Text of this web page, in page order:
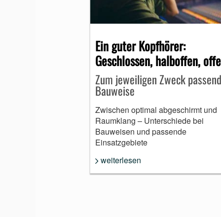
MUNDHARMONIKA
Ein guter Kopfhörer:
Geschlossen, halboffen,
Zum jeweiligen Zweck
Bauweise
Zwischen optimal abgeschirmt und
Raumklang – Unterschiede bei
Bauweisen und passende
Einsatzgebiete
weiterlesen